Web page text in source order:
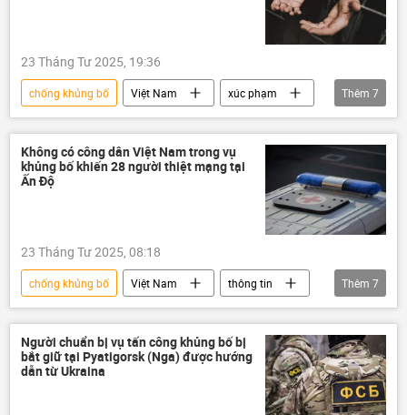
23 Tháng Tư 2025, 19:36
chống khủng bố Việt Nam
xúc phạm
Bình Thuận
công an
Bộ Công an Việt Nam
khủng bố
thông tin
Pháp luật Tòa án
Thêm 7
Không có công dân Việt Nam trong vụ
khủng bố khiến 28 người thiệt mạng tại
Ấn Độ
23 Tháng Tư 2025, 08:18
chống khủng bố Việt Nam
thông tin
Ấn Độ
khủng bố
vụ khủng bố
bọn khủng bố
Pháp luật
tội phạm
tử vong
Thêm 7
Người chuẩn bị vụ tấn công khủng bố bị
bắt giữ tại Pyatigorsk (Nga) được hướng
dẫn từ Ukraina